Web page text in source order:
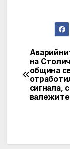
Post
на
община се
сигнала,